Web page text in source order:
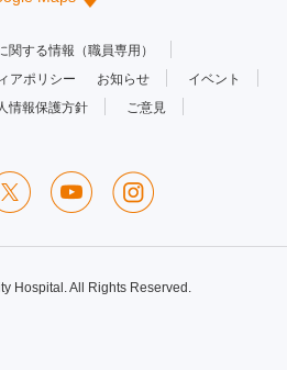
関する情報（職員専用）
アポリシー
お知らせ
イベント
情報保護方針
ご意見
Hospital. All Rights Reserved.